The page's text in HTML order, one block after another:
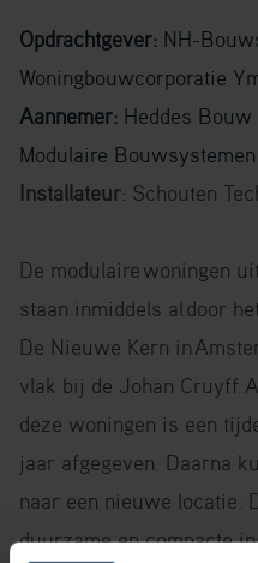
Opdrachtgever: NH-
Woningbouwcorporatie
Aannemer: Heddes
Modulaire Bouwsystemen
Installateur: Schouten
De modulairewoningen
staan inmiddels aldoor
De Nieuwe Kern in
vlak bij de Johan Cruyff
deze woningen is een
jaar afgegeven. Daarna
naar een nieuwe locatie.
duurzame en compacte